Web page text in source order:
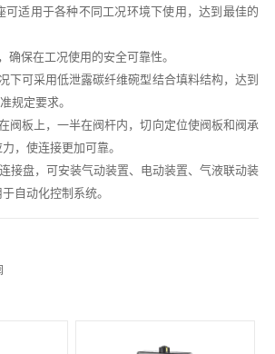
可适用于各种不同工况环境下使用，达到最佳的
确保在工况使用的安全可靠性。
下可采用低泄露碳纤维碗型结合填料结构，达到
规定要求。
阀板上，一半在阀杆内，切向定位使阀板和阀承
，使连接更加可靠。
接盘，可安装气动装置、电动装置、气液联动装
自动化控制系统。